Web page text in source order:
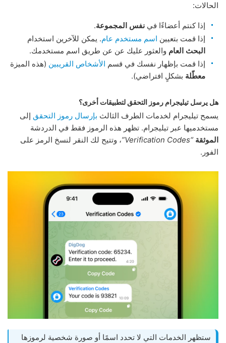
الحالات:
إذا كنتم أعضاءًا في نفس المجموعة.
إذا قمت بتعيين اسم مستخدم عام. يمكن للآخرين استخدام
البحث العام والعثور عليك عن عن طريق اسم مستخدمك.
إذا قمت بإظهار نفسك في قسم الأشخاص القريبين (هذه الميزة
معطّلة بشكلٍ افتراضي).
هل يرسل تيليجرام رموز التحقق لتطبيقات أخرى؟
يسمح تيليجرام لخدمات الطرف الثالث بإرسال رموز التحقق إلى
مستخدميها عبر تيليجرام. تظهر هذه الرموز فقط في الدردشة
الموثقة “Verification Codes”
، وتتيح لك النقر لنسخ الرمز على
الفور.
ستظهر الخدمات التي لا تحدد اسمًا أو صورة شخصية لرموزها